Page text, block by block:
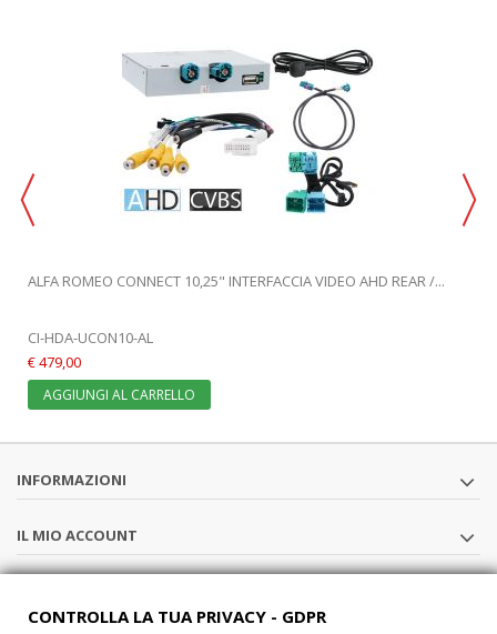
ALFA ROMEO CONNECT 10,25" INTERFACCIA VIDEO AHD REAR /...
CI-HDA-UCON10-AL
€ 479,00
AGGIUNGI AL CARRELLO
INFORMAZIONI
IL MIO ACCOUNT
CONTROLLA LA TUA PRIVACY - GDPR